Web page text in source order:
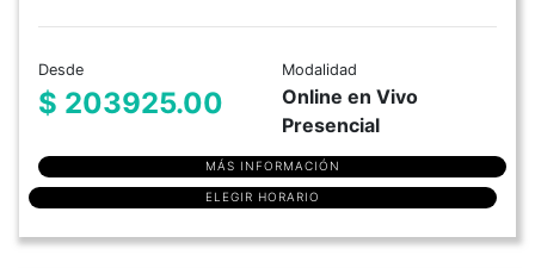
Desde
$ 203925.00
Modalidad
Online en Vivo
Presencial
MÁS INFORMACIÓN
ELEGIR HORARIO